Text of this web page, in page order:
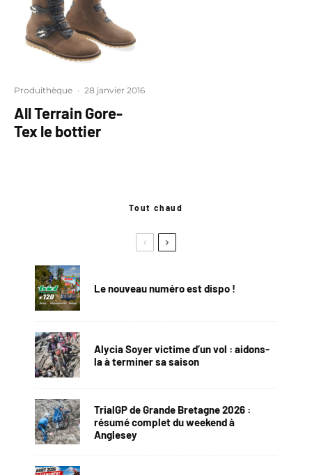
Produithèque · 28 janvier 2016
All Terrain Gore-
Tex le bottier
Tout chaud
Le nouveau numéro est dispo !
Alycia Soyer victime d’un vol : aidons-
la à terminer sa saison
TrialGP de Grande Bretagne 2026 :
résumé complet du weekend à
Anglesey